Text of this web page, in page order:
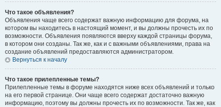
Что такое объявления?
Объявления чаще всего содержат важную информацию для форума, на
котором вы находитесь в настоящий момент, и вы должны прочесть их по
возможности. Объявления появляются вверху каждой страницы форума,
в котором они созданы. Так же, как и с важными объявлениями, права на
создание объявлений предоставляются администратором.
Вернуться к началу
Что такое прилепленные темы?
Прилепленные темы в форуме находятся ниже всех объявлений и только
на его первой странице. Они чаще всего содержат достаточно важную
информацию, поэтому вы должны прочесть их по возможности. Так же, как